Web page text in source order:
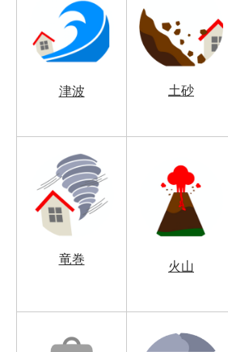
津波 土砂
竜巻
火山